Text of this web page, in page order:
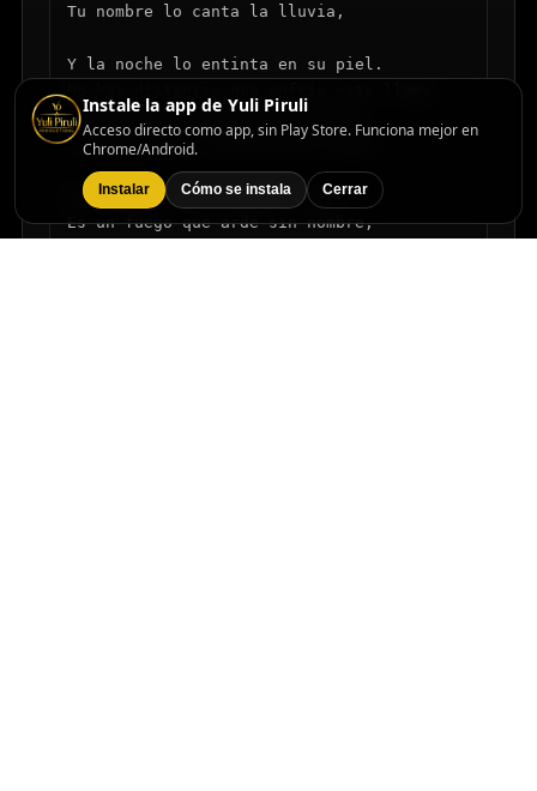
Tu nombre lo canta la lluvia,
Y la noche lo entinta en su piel.
Ni un adiós que me borre tu ser.
Tú me diste el sentido más hondo,
De un amor que no sabe ceder.
Es un fuego que arde sin nombre,
Instale la app de Yuli Piruli
Acceso directo como app, sin Play Store. Funciona mejor en
Chrome/Android.
Instalar Cómo se instala Cerrar